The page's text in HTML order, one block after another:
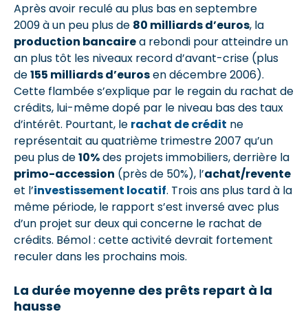
Après avoir reculé au plus bas en septembre
2009 à un peu plus de 80 milliards d’euros, la
production bancairea rebondi pour atteindre un
an plus tôt les niveaux record d’avant-crise (plus
de155 milliards d’eurosen décembre 2006).
Cette flambée s’explique par le regain du rachat de
crédits, lui-même dopé par le niveau bas des taux
d’intérêt. Pourtant, le rachat de crédit ne
représentait au quatrième trimestre 2007 qu’un
peu plus de10%des projets immobiliers, derrière la
primo-accession (près de 50%), l’achat/revente
et l’investissement locatif. Trois ans plus tard à la
même période, le rapport s’est inversé avec plus
d’un projet sur deux qui concerne le rachat de
crédits. Bémol : cette activité devrait fortement
reculer dans les prochains mois.
La durée moyenne des prêts repart à la
hausse